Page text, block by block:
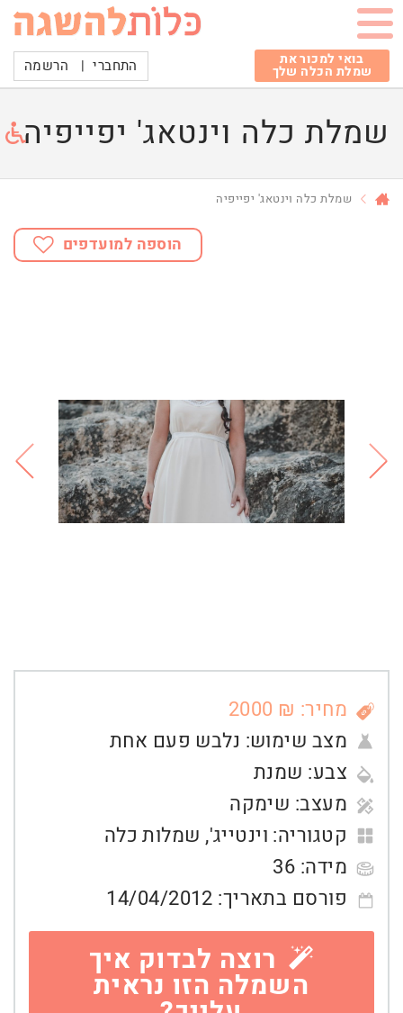
בואי למכור את
שמלת הכלה שלך התחברי | הרשמה
שמלת כלה וינטאג' יפייפיה
שמלת כלה וינטאג' יפייפיה
הוספה למועדפים
מחיר: ₪ 2000
מצב שימוש: נלבש פעם אחת
צבע: שמנת
מעצב: שימקה
קטגוריה: וינטייג', שמלות כלה
מידה: 36
פורסם בתאריך: 14/04/2012
רוצה לבדוק איך
השמלה הזו נראית